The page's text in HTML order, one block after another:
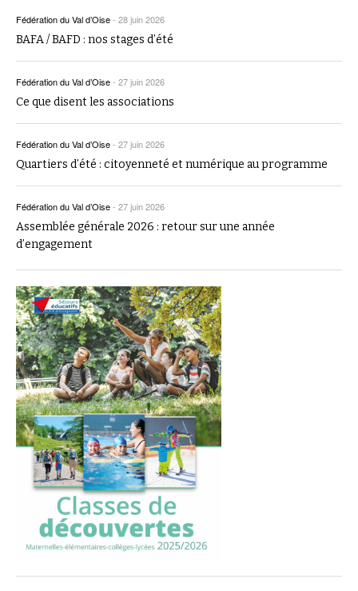
Fédération du Val d’Oise- 28 juin 2026
BAFA / BAFD : nos stages d’été
Fédération du Val d’Oise- 27 juin 2026
Ce que disent les associations
Fédération du Val d’Oise- 27 juin 2026
Quartiers d’été : citoyenneté et numérique au programme
Fédération du Val d’Oise- 27 juin 2026
Assemblée générale 2026 : retour sur une année
d’engagement